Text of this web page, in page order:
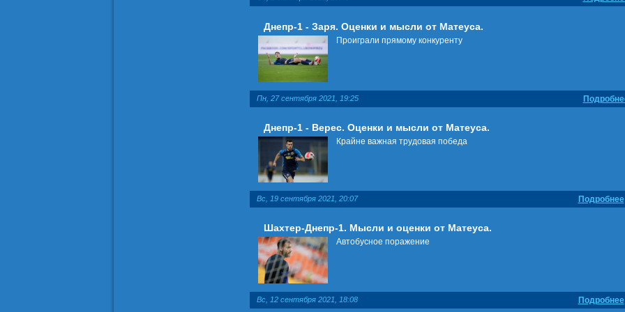
Днепр-1 - Заря. Оценки и мысли от Матеуса.
Проиграли прямому конкуренту
Пн, 27 сентября 2021, 19:25
Днепр-1 - Верес. Оценки и мысли от Матеуса.
Крайне важная трудовая победа
Вс, 19 сентября 2021, 20:07 Подробнее
Шахтер-Днепр-1. Мысли и оценки от Матеуса.
Автобусное поражение
Вс, 12 сентября 2021, 18:08 Подробнее